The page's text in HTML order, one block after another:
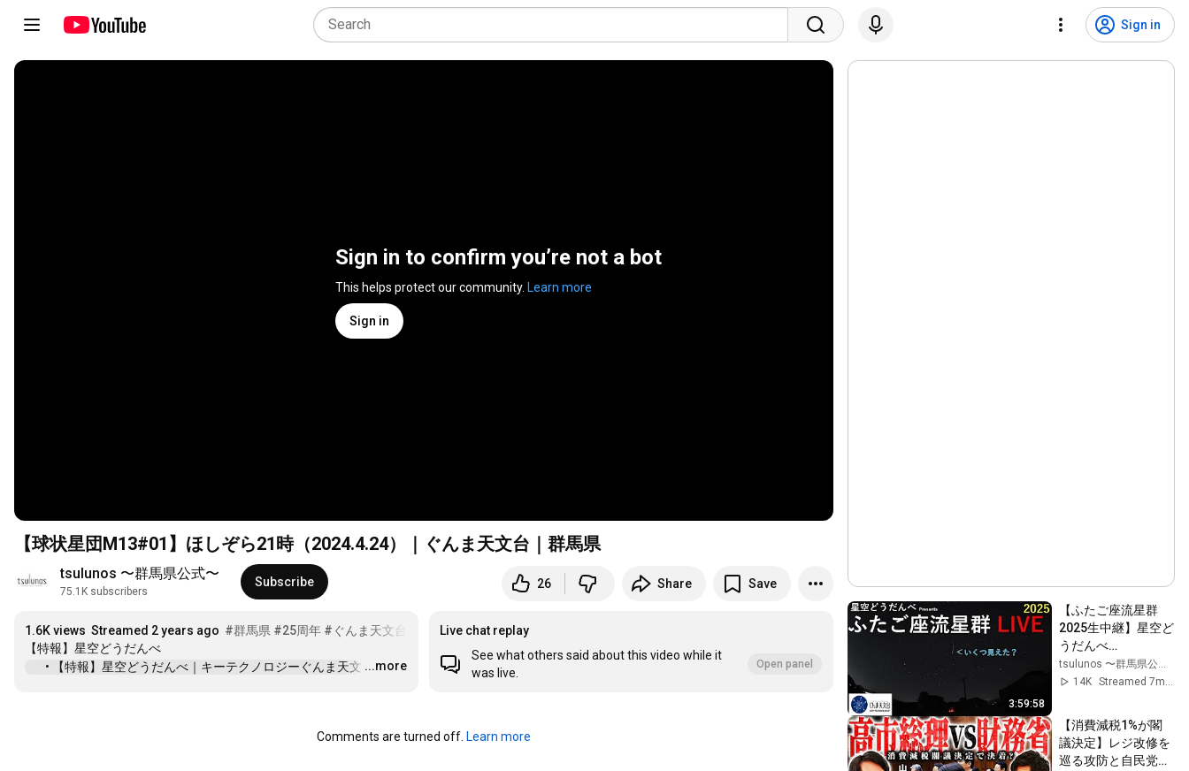
Sign in
Sign in to confirm you’re not a bot
This helps protect our community. Learn more
Sign in
【球状星団M13#01】ほしぞら21時（2024.4.24）｜ぐんま天文台｜群馬県
tsulunos 〜群馬県公式〜
75.1K subscribers
Subscribe 26 Share Save
1.6K views Streamed 2 years ago #群馬県 #25周年 #ぐんま天文台
• 【特報】星空どうだんべ｜キーテクノロジーぐんま天文 …
...more
Live chat replay
See what others said about this video while it
was live.
Open panel
Comments are turned off. Learn more
3:59:58
【ふたご座流星群
2025生中継】星空ど
うだんべ
（2025.12.13）｜キ
ーテクノロジーぐん
tsulunos 〜群馬県公式〜
14K
Streamed 7mo ago
【消費減税1%が閣
議決定】レジ改修を
巡る攻防と自民党内